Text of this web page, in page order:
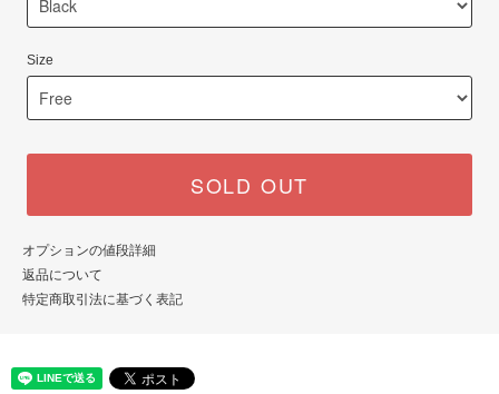
Size
SOLD OUT
オプションの値段詳細
返品について
特定商取引法に基づく表記